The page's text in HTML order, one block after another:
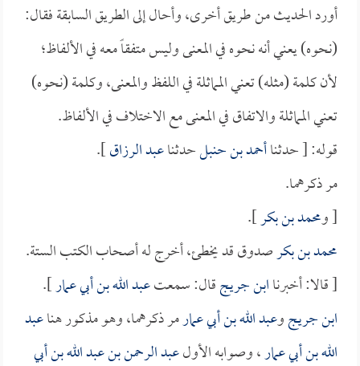
أورد الحديث من طريق أخرى، وأحال إلى الطريق السابقة فقال:
(نحوه) يعني أنه نحوه في المعنى وليس متفقاً معه في الألفاظ؛
لأن كلمة (مثله) تعني المماثلة في اللفظ والمعنى، وكلمة (نحوه)
تعني المماثلة والاتفاق في المعنى مع الاختلاف في الألفاظ.
قوله: [ حدثناأحمد بن حنبلحدثناعبد الرزاق].
مر ذكرهما.
[ ومحمد بن بكر].
محمد بن بكرصدوق قد يخطئ، أخرج له أصحاب الكتب الستة.
[ قالا: أخبرناابن جريجقال: سمعتعبد الله بن أبي عمار].
ابن جريجوعبد الله بن أبي عمارمر ذكرهما، وهو مذكور هناعبد
الله بن أبي عمار، وصوابه الأولعبد الرحمن بن عبد الله بن أبي